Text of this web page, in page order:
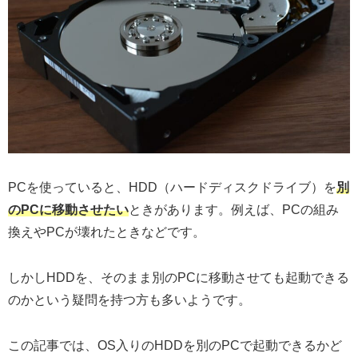
PCを使っていると、HDD（ハードディスクドライブ）を別
のPCに移動させたいときがあります。例えば、PCの組み
換えやPCが壊れたときなどです。
しかしHDDを、そのまま別のPCに移動させても起動できる
のかという疑問を持つ方も多いようです。
この記事では、OS入りのHDDを別のPCで起動できるかど